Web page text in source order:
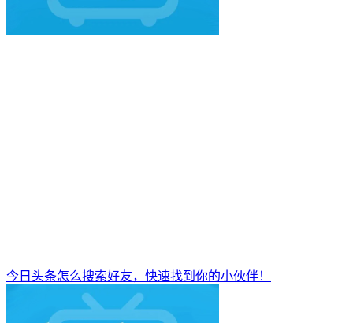
今日头条怎么搜索好友，快速找到你的小伙伴！